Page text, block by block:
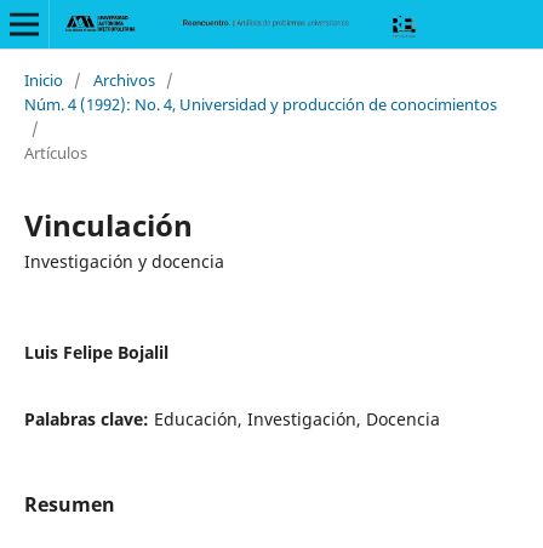
Inicio / Archivos /
Núm. 4 (1992): No. 4, Universidad y producción de conocimientos
/
Artículos
Vinculación
Investigación y docencia
Luis Felipe Bojalil
Palabras clave: Educación, Investigación, Docencia
Resumen